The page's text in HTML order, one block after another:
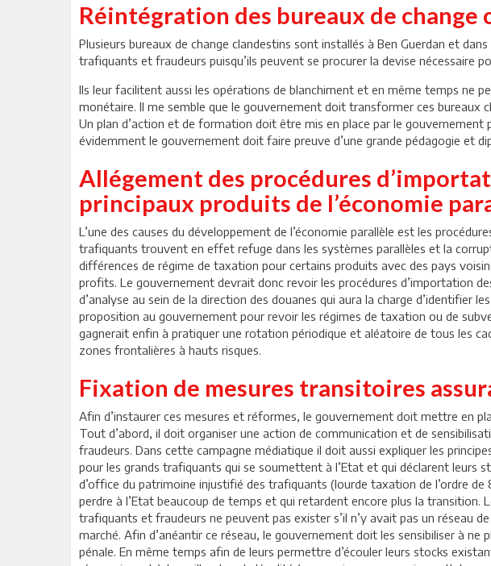
Réintégration des bureaux de
Plusieurs bureaux de change clandestins sont installés à Ben Guerdan et
trafiquants et fraudeurs puisqu’ils peuvent se procurer la devise nécessaire
Ils leur facilitent aussi les opérations de blanchiment et en même temps ne
monétaire. Il me semble que le gouvernement doit transformer ces bureaux
Un plan d’action et de formation doit être mis en place par le
évidemment le gouvernement doit faire preuve d’une grande pédagogie et
Allégement des procédures
principaux produits de l’économie
L’une des causes du développement de l’économie parallèle est les
trafiquants trouvent en effet refuge dans les systèmes parallèles et la
différences de régime de taxation pour certains produits avec des pays
profits. Le gouvernement devrait donc revoir les procédures d’importation
d’analyse au sein de la direction des douanes qui aura la charge
proposition au gouvernement pour revoir les régimes de taxation ou de
gagnerait enfin à pratiquer une rotation périodique et aléatoire de tous les
zones frontalières à hauts risques.
Fixation de mesures transitoires
Afin d’instaurer ces mesures et réformes, le gouvernement doit mettre en
Tout d’abord, il doit organiser une action de communication et de
fraudeurs. Dans cette campagne médiatique il doit aussi expliquer les
pour les grands trafiquants qui se soumettent à l’Etat et qui déclarent leurs
d’office du patrimoine injustifié des trafiquants (lourde taxation de l’ordre
perdre à l’Etat beaucoup de temps et qui retardent encore plus la
trafiquants et fraudeurs ne peuvent pas exister s’il n’y avait pas un réseau
marché. Afin d’anéantir ce réseau, le gouvernement doit les sensibiliser à
pénale. En même temps afin de leurs permettre d’écouler leurs stocks